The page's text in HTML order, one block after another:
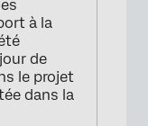
à la
de
le projet
dans la